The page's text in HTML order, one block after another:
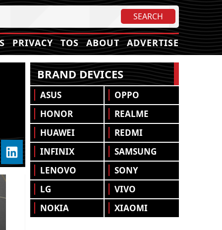
PRIVACY TOS ABOUT ADVERTISE
BRAND DEVICES
ASUS
HONOR
HUAWEI
INFINIX
LENOVO
LG
NOKIA
OPPO
REALME
REDMI
SAMSUNG
SONY
VIVO
XIAOMI